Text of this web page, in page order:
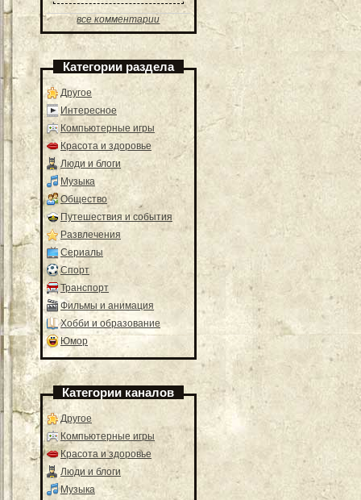
все комментарии
Категории раздела
Другое
Интересное
Компьютерные игры
Красота и здоровье
Люди и блоги
Музыка
Общество
Путешествия и события
Развлечения
Сериалы
Спорт
Транспорт
Фильмы и анимация
Хобби и образование
Юмор
Категории каналов
Другое
Компьютерные игры
Красота и здоровье
Люди и блоги
Музыка